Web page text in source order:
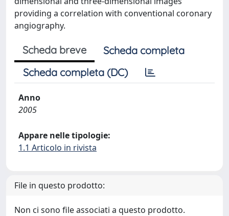
providing a correlation with conventional coronary
angiography.
Scheda breve
Scheda completa
Scheda completa (DC)
Anno
2005
Appare nelle tipologie:
1.1 Articolo in rivista
File in questo prodotto:
Non ci sono file associati a questo prodotto.